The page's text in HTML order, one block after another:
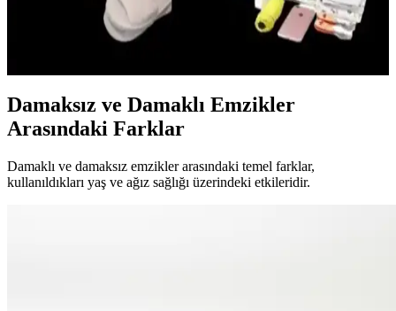
Doğum çantası, anne ve bebek için temel ihtiyaçları organize eden
önemli bir araçtır. Doğru hazırlık, doğum sürecini stressiz ve
Damaksız ve Damaklı Emzikler
Arasındaki Farklar
Damaklı ve damaksız emzikler arasındaki temel farklar,
kullanıldıkları yaş ve ağız sağlığı üzerindeki etkileridir.